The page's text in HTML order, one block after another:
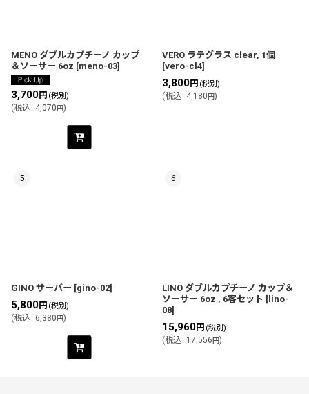
MENO ダブルカプチーノ カップ
＆ソーサー 6oz [meno-03]
3,700円 (税別)
(税込: 4,070円)
VERO ラテグラス clear, 1個
[vero-cl4]
3,800円 (税別)
(税込: 4,180円)
5
GINO サーバー [gino-02]
5,800円 (税別)
(税込: 6,380円)
6
LINO ダブルカプチーノ カップ＆
ソーサー 6oz , 6客セット [ lino-
08]
15,960円 (税別)
(税込: 17,556円)